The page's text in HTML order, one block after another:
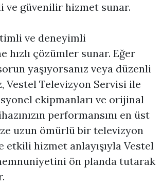
ve güvenilir hizmet sunar.
ve deneyimli
çözümler sunar. Eğer
yaşıyorsanız veya düzenli
Vestel Televizyon Servisi ile
ekipmanları ve orijinal
performansını en üst
uzun ömürlü bir televizyon
etkili hizmet anlayışıyla Vestel
ön planda tutarak